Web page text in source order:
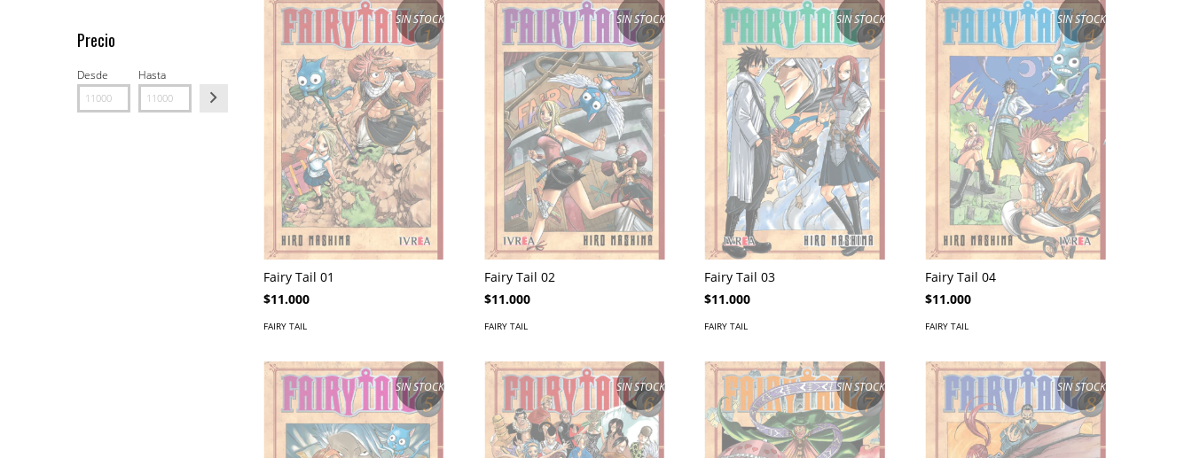
Precio
Desde Hasta
SIN STOCK
Fairy Tail 01
$11.000
FAIRY TAIL
SIN STOCK
Fairy Tail 02
$11.000
FAIRY TAIL
SIN STOCK
Fairy Tail 03
$11.000
FAIRY TAIL
SIN STOCK
Fairy Tail 04
$11.000
FAIRY TAIL
SIN STOCK SIN STOCK SIN STOCK SIN STOCK